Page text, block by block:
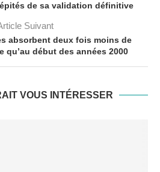
de sa validation définitive
Suivant
absorbent deux fois moins de
qu’au début des années 2000
VOUS INTÉRESSER